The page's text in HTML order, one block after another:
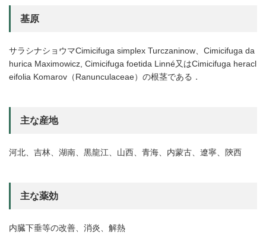
基原
サラシナショウマCimicifuga simplex Turczaninow、Cimicifuga da
hurica Maximowicz, Cimicifuga foetida Linné又はCimicifuga heracl
eifolia Komarov（Ranunculaceae）の根茎である．
主な産地
河北、吉林、湖南、黒龍江、山西、青海、内蒙古、遼寧、陝西
主な薬効
内臓下垂等の改善、消炎、解熱